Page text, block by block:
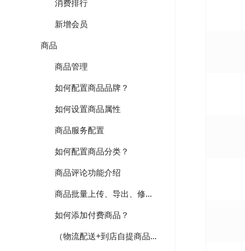
消费排行
新增会员
商品
商品管理
如何配置商品品牌？
如何设置商品属性
商品服务配置
如何配置商品分类？
商品评论功能介绍
商品批量上传、导出、修改功能介绍
如何添加付费商品？
（物流配送+到店自提商品）如何上传普通商品？